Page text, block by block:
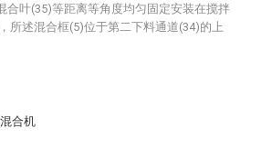
合机
合叶(35)等距离等角度均匀固定安装在搅拌
所述混合框(5)位于第二下料通道(34)的上